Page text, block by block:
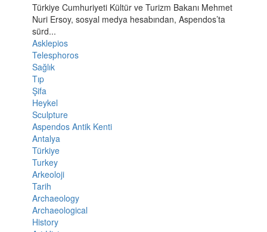
Türkiye Cumhuriyeti Kültür ve Turizm Bakanı Mehmet
Nuri Ersoy, sosyal medya hesabından, Aspendos’ta
sürd...
Asklepios
Telesphoros
Sağlık
Tıp
Şifa
Heykel
Sculpture
Aspendos Antik Kenti
Antalya
Türkiye
Turkey
Arkeoloji
Tarih
Archaeology
Archaeological
History